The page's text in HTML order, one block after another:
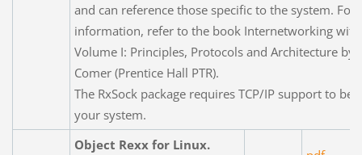
and can reference those specific to the system. For
information, refer to the book Internetworking with
Volume I: Principles, Protocols and Architecture by
Comer (Prentice Hall PTR).
The RxSock package requires TCP/IP support to be
your system.
Object Rexx for Linux.